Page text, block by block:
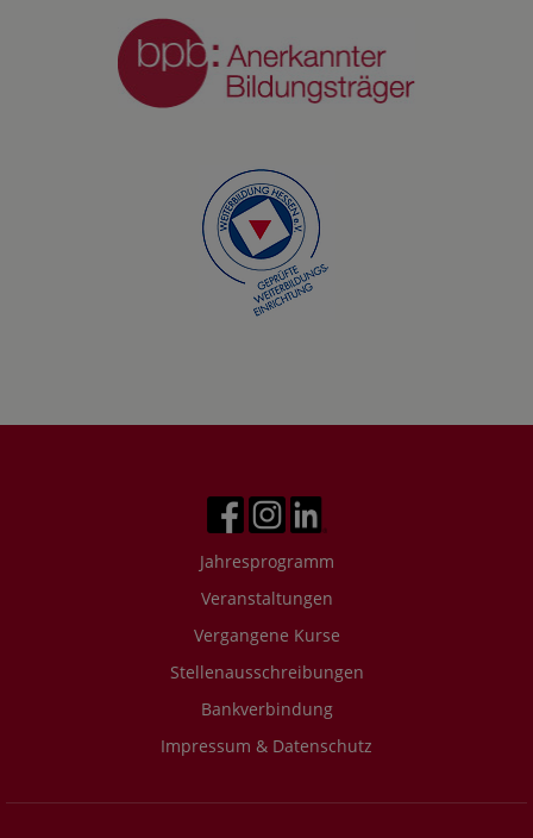
Jahresprogramm
Veranstaltungen
Vergangene Kurse
Stellenausschreibungen
Bankverbindung
Impressum & Datenschutz